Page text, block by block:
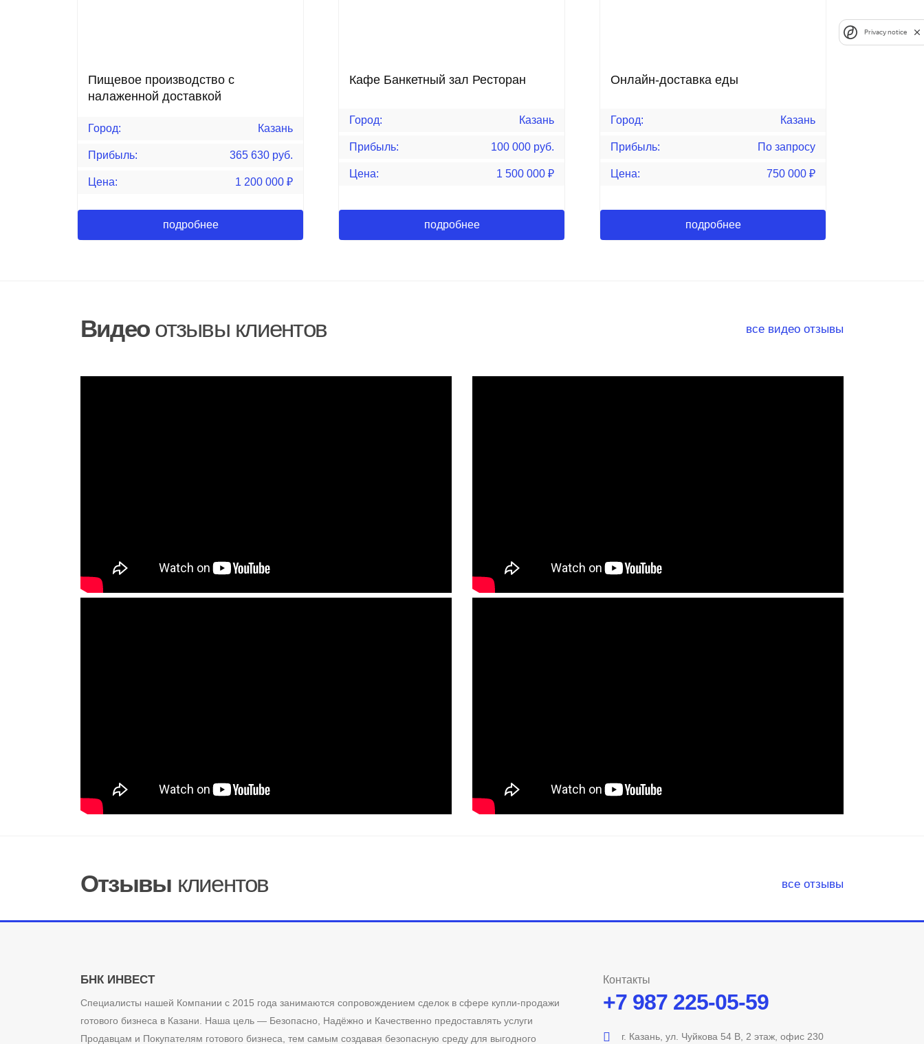
Пищевое производство с
налаженной доставкой
Город: Казань
Прибыль: 365 630 руб.
Цена: 1 200 000 ₽
подробнее
Кафе Банкетный зал Ресторан
Город: Казань
Прибыль: 100 000 руб.
Цена: 1 500 000 ₽
подробнее
Онлайн-доставка еды
Город: Казань
Прибыль: По запросу
Цена: 750 000 ₽
подробнее
Видео отзывы клиентов все видео отзывы
Отзывы клиентов все отзывы
БНК ИНВЕСТ
Специалисты нашей Компании с 2015 года занимаются сопровождением сделок в сфере купли-продажи
готового бизнеса в Казани. Наша цель — Безопасно, Надёжно и Качественно предоставлять услуги
Продавцам и Покупателям готового бизнеса, тем самым создавая безопасную среду для выгодного
Контакты
+7 987 225-05-59
г. Казань, ул. Чуйкова 54 В, 2 этаж, офис 230
Privacy notice